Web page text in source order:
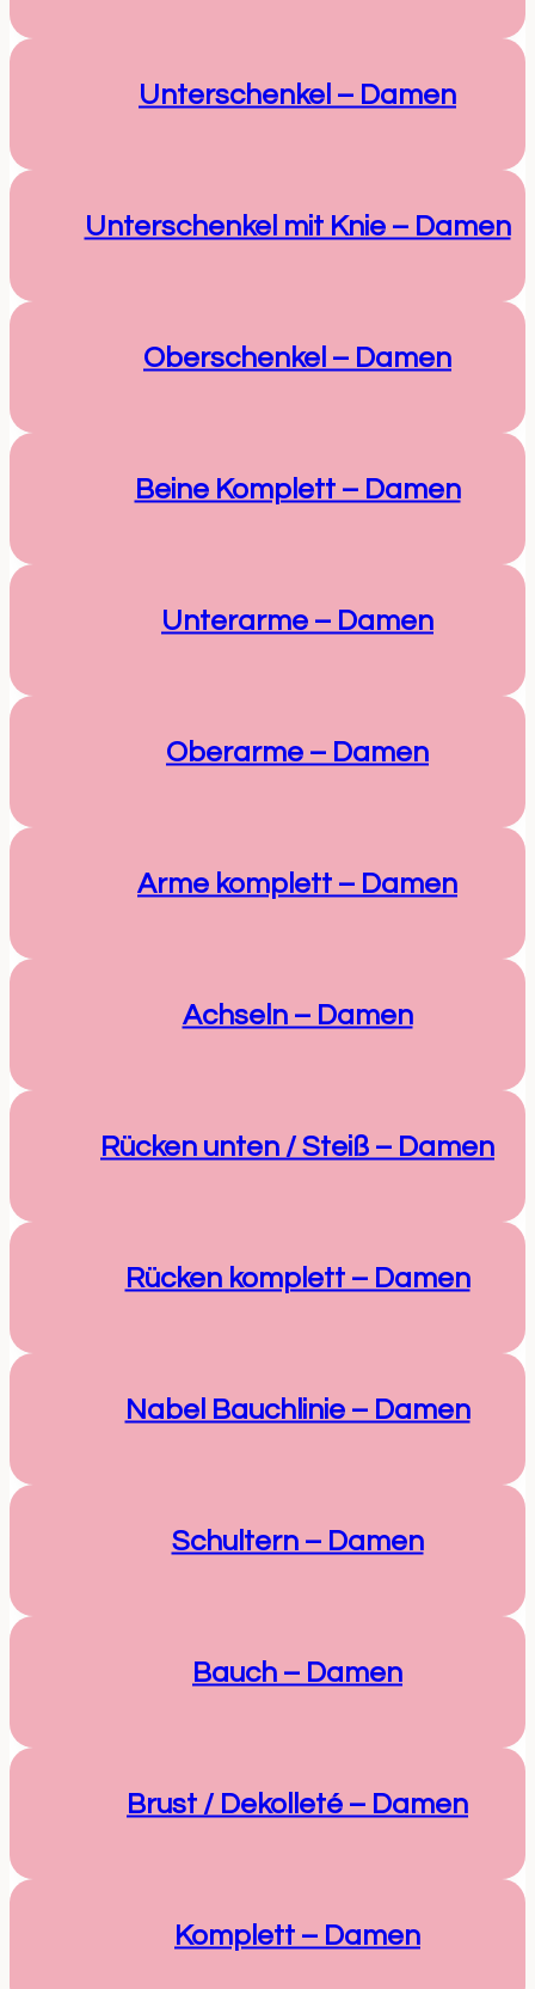
Unterschenkel – Damen
Unterschenkel mit Knie – Damen
Oberschenkel – Damen
Beine Komplett – Damen
Unterarme – Damen
Oberarme – Damen
Arme komplett – Damen
Achseln – Damen
Rücken unten / Steiß – Damen
Rücken komplett – Damen
Nabel Bauchlinie – Damen
Schultern – Damen
Bauch – Damen
Brust / Dekolleté – Damen
Komplett – Damen